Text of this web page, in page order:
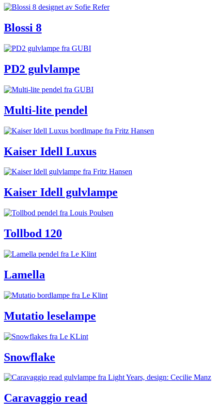
Blossi 8
PD2 gulvlampe
Multi-lite pendel
Kaiser Idell Luxus
Kaiser Idell gulvlampe
Tollbod 120
Lamella
Mutatio leselampe
Snowflake
Caravaggio read